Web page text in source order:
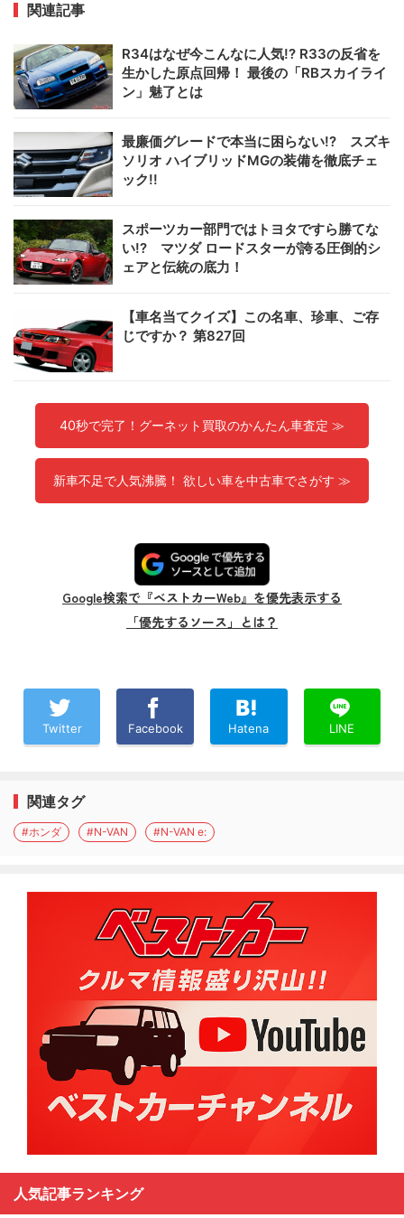
関連記事
R34はなぜ今こんなに人気!? R33の反省を
生かした原点回帰！ 最後の「RBスカイライ
ン」魅了とは
最廉価グレードで本当に困らない!? スズキ
ソリオ ハイブリッドMGの装備を徹底チェ
ック!!
スポーツカー部門ではトヨタですら勝てな
い!? マツダ ロードスターが誇る圧倒的シ
ェアと伝統の底力！
【車名当てクイズ】この名車、珍車、ご存
じですか？ 第827回
40秒で完了！グーネット買取のかんたん車査定 ≫
新車不足で人気沸騰！ 欲しい車を中古車でさがす ≫
Google検索で『ベストカーWeb』を優先表示する
「優先するソース」とは？
Twitter Facebook Hatena LINE
関連タグ
#ホンダ #N-VAN #N-VAN e:
人気記事ランキング